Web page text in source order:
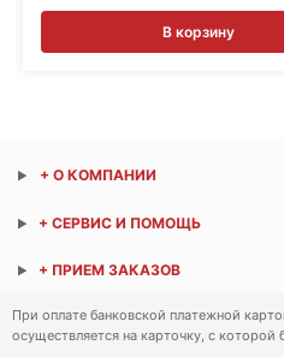
В корзину
+ О КОМПАНИИ
+ СЕРВИС И ПОМОЩЬ
+ ПРИЕМ ЗАКАЗОВ
При оплате банковской платежной
осуществляется на карточку, с которой